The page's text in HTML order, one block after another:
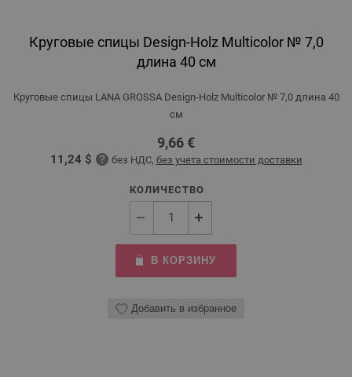
Круговые спицы Design-Holz Multicolor № 7,0
длина 40 см
Круговые спицы LANA GROSSA Design-Holz Multicolor № 7,0 длина 40
см
9,66 €
11,24 $ без НДС, без учета стоимости доставки
КОЛИЧЕСТВО
В КОРЗИНУ
Добавить в избранное